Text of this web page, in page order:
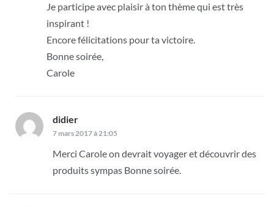
Je participe avec plaisir à ton thème qui est très
inspirant !
Encore félicitations pour ta victoire.
Bonne soirée,
Carole
didier
7 mars 2017 à 21:05
Merci Carole on devrait voyager et découvrir des
produits sympas Bonne soirée.